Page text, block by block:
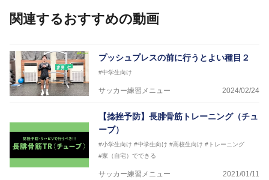
世代のサッカーを中心に、WJBL、社会人ラグビー、
を派遣している。
さらには講演会やセミナー、専門学校などの教育機関
に講師を派遣するなど後進育成にも力を入れている。
「一人一人の健康な人生をサポートする」を企業理念
として掲げ、世の中の人々の『健康』をあらゆる方向
からサポートし、一人一人の「楽しく、豊かに、生き
生きと」生きる、そんな『健康な人生』をサポートし
ている。
関連するおすすめの動画
プッシュプレスの前に行うとよい種目２
#中学生向け
サッカー練習メニュー 2024/02/24
【捻挫予防】長腓骨筋トレーニング（チュ
ーブ）
#小学生向け #中学生向け #高校生向け #トレーニング
#家（自宅）でできる
サッカー練習メニュー 2021/01/11